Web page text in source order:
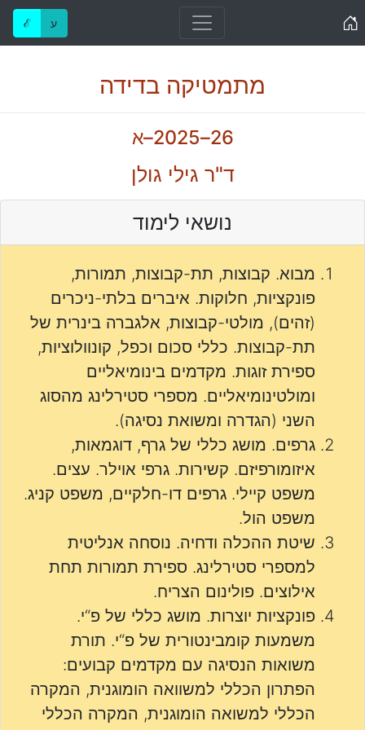
ℰ ע
מתמטיקה בדידה
26–2025–א
ד"ר גילי גולן
נושאי לימוד
מבוא. קבוצות, תת-קבוצות, תמורות,
פונקציות, חלוקות. איברים בלתי-ניכרים
(זהים), מולטי-קבוצות, אלגברה בינרית של
תת-קבוצות. כללי סכום וכפל, קונוולוציות,
ספירת זוגות. מקדמים בינומיאליים
ומולטינומיאליים. מספרי סטירלינג מהסוג
השני (הגדרה ומשואת נסיגה).
גרפים. מושג כללי של גרף, דוגמאות,
איזומורפיזם. קשירות. גרפי אוילר. עצים.
משפט קיילי. גרפים דו-חלקיים, משפט קניג.
משפט הול.
שיטת ההכלה ודחיה. נוסחה אנליטית
למספרי סטירלינג. ספירת תמורות תחת
אילוצים. פולינום הצריח.
פונקציות יוצרות. מושג כללי של פ“י.
משמעות קומבינטורית של פ“י. תורת
משואות הנסיגה עם מקדמים קבועים:
הפתרון הכללי למשוואה הומוגנית, המקרה
הכללי למשואה הומוגנית, המקרה הכללי